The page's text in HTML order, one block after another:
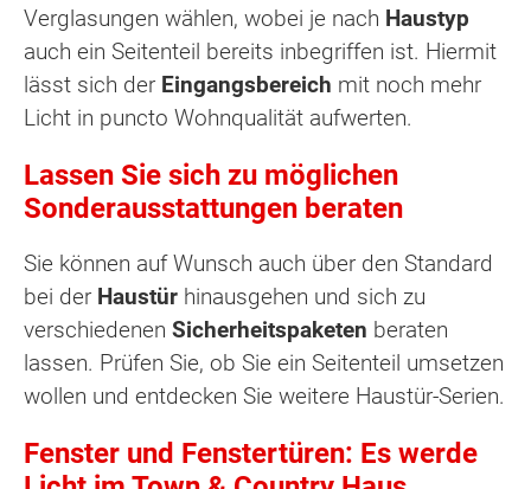
Verglasungen wählen, wobei je nach Haustyp
auch ein Seitenteil bereits inbegriffen ist. Hiermit
lässt sich der Eingangsbereich mit noch mehr
Licht in puncto Wohnqualität aufwerten.
Lassen Sie sich zu möglichen
Sonderausstattungen beraten
Sie können auf Wunsch auch über den Standard
bei der Haustür hinausgehen und sich zu
verschiedenen Sicherheitspaketen beraten
lassen. Prüfen Sie, ob Sie ein Seitenteil umsetzen
wollen und entdecken Sie weitere Haustür-Serien.
Fenster und Fenstertüren: Es werde